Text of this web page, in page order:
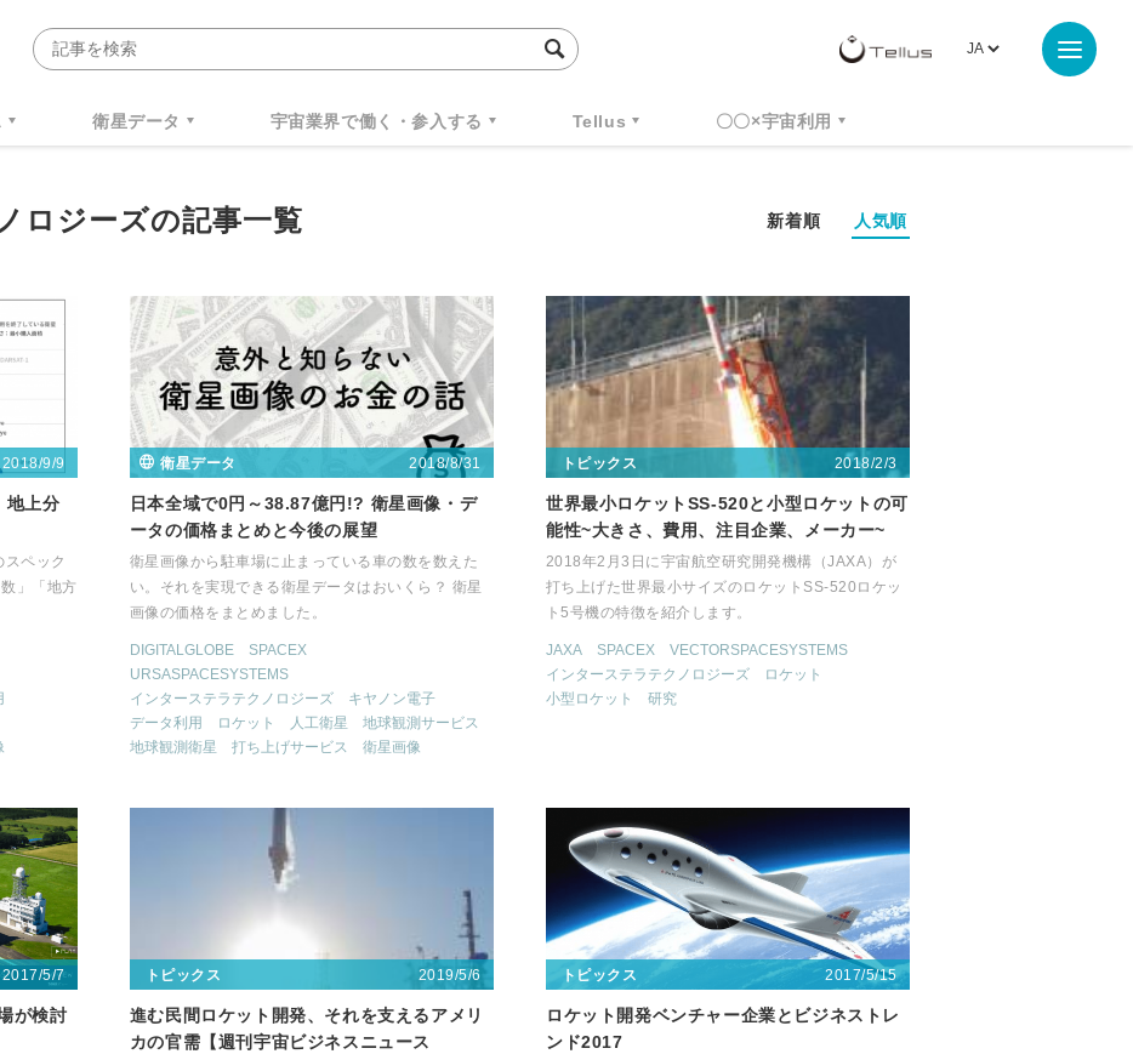
衛星データ 宇宙業界で働く・参入する Tellus 〇〇×宇宙利用
ロジーズの記事一覧 新着順 人気順
2018/9/9
地上分
ペック
」「地方
衛星データ 2018/8/31
日本全域で0円～38.87億円!? 衛星画像・デ
ータの価格まとめと今後の展望
衛星画像から駐車場に止まっている車の数を数えた
い。それを実現できる衛星データはおいくら？ 衛星
画像の価格をまとめました。
DIGITALGLOBE
SPACEX
URSASPACESYSTEMS
インターステラテクノロジーズ
キヤノン電子
データ利用
ロケット 人工衛星
地球観測サービス
地球観測衛星
打ち上げサービス 衛星画像
トピックス 2018/2/3
世界最小ロケットSS-520と小型ロケットの可
能性~大きさ、費用、注目企業、メーカー~
2018年2月3日に宇宙航空研究開発機構（JAXA）が
打ち上げた世界最小サイズのロケットSS-520ロケッ
ト5号機の特徴を紹介します。
JAXA SPACEX
VECTORSPACESYSTEMS
インターステラテクノロジーズ
ロケット
小型ロケット
研究
2017/5/7
が検討
トピックス 2019/5/6
進む民間ロケット開発、それを支えるアメリ
カの官需【週刊宇宙ビジネスニュース
トピックス 2017/5/15
ロケット開発ベンチャー企業とビジネストレ
ンド2017